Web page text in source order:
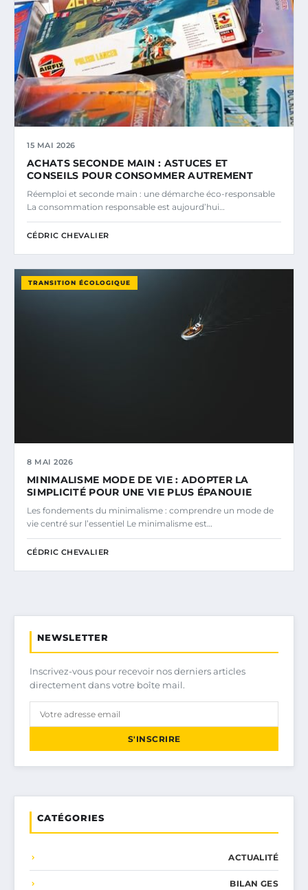
15 MAI 2026
ACHATS SECONDE MAIN : ASTUCES ET
CONSEILS POUR CONSOMMER AUTREMENT
Réemploi et seconde main : une démarche éco-responsable
La consommation responsable est aujourd’hui…
CÉDRIC CHEVALIER
TRANSITION ÉCOLOGIQUE
8 MAI 2026
MINIMALISME MODE DE VIE : ADOPTER LA
SIMPLICITÉ POUR UNE VIE PLUS ÉPANOUIE
Les fondements du minimalisme : comprendre un mode de
vie centré sur l’essentiel Le minimalisme est…
CÉDRIC CHEVALIER
NEWSLETTER
Inscrivez-vous pour recevoir nos derniers articles
directement dans votre boîte mail.
S'INSCRIRE
CATÉGORIES
ACTUALITÉ
BILAN GES